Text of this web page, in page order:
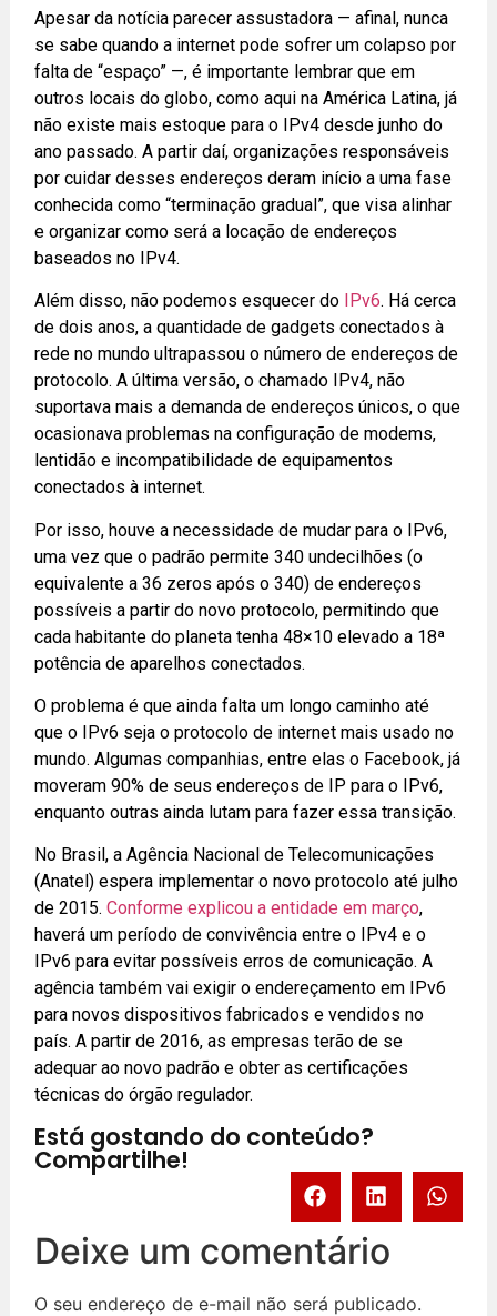
Apesar da notícia parecer assustadora — afinal, nunca
se sabe quando a internet pode sofrer um colapso por
falta de “espaço” —, é importante lembrar que em
outros locais do globo, como aqui na América Latina, já
não existe mais estoque para o IPv4 desde junho do
ano passado. A partir daí, organizações responsáveis
por cuidar desses endereços deram início a uma fase
conhecida como “terminação gradual”, que visa alinhar
e organizar como será a locação de endereços
baseados no IPv4.
Além disso, não podemos esquecer do IPv6. Há cerca
de dois anos, a quantidade degadgets conectados à
rede no mundo ultrapassou o número de endereços de
protocolo. A última versão, o chamado IPv4, não
suportava mais a demanda de endereços únicos, o que
ocasionava problemas na configuração de modems,
lentidão e incompatibilidade de equipamentos
conectados à internet.
Por isso, houve a necessidade de mudar para o IPv6,
uma vez que o padrão permite 340 undecilhões (o
equivalente a 36 zeros após o 340) de endereços
possíveis a partir do novo protocolo, permitindo que
cada habitante do planeta tenha 48×10 elevado a 18ª
potência de aparelhos conectados.
O problema é que ainda falta um longo caminho até
que o IPv6 seja o protocolo de internet mais usado no
mundo. Algumas companhias, entre elas o Facebook, já
moveram 90% de seus endereços de IP para o IPv6,
enquanto outras ainda lutam para fazer essa transição.
No Brasil, a Agência Nacional de Telecomunicações
(Anatel) espera implementar o novo protocolo até julho
de 2015.Conforme explicou a entidade em março,
haverá um período de convivência entre o IPv4 e o
IPv6 para evitar possíveis erros de comunicação. A
agência também vai exigir o endereçamento em IPv6
para novos dispositivos fabricados e vendidos no
país. A partir de 2016, as empresas terão de se
adequar ao novo padrão e obter as certificações
técnicas do órgão regulador.
Está gostando do conteúdo?
Compartilhe!
Deixe um comentário
O seu endereço de e-mail não será publicado.